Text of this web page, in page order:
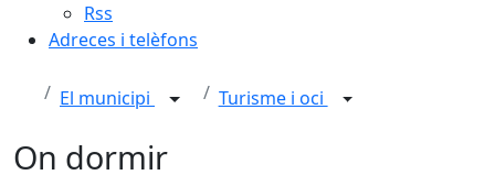
Rss
Adreces i telèfons
El municipi Turisme i oci
On dormir